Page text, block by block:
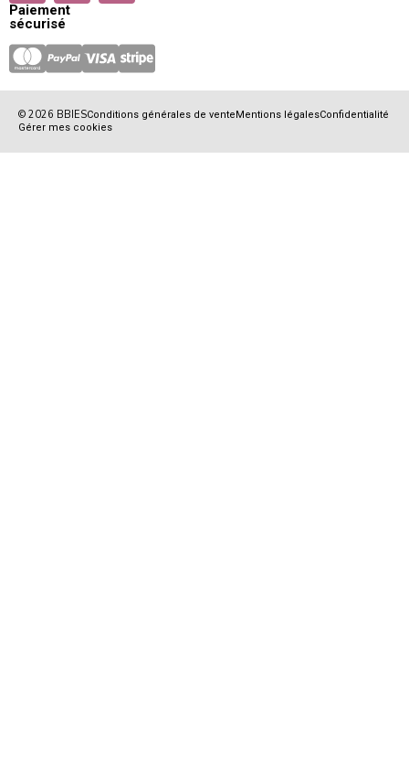
Paiement
sécurisé
© 2026 BBIESConditions générales de venteMentions légalesConfidentialité
Gérer mes cookies